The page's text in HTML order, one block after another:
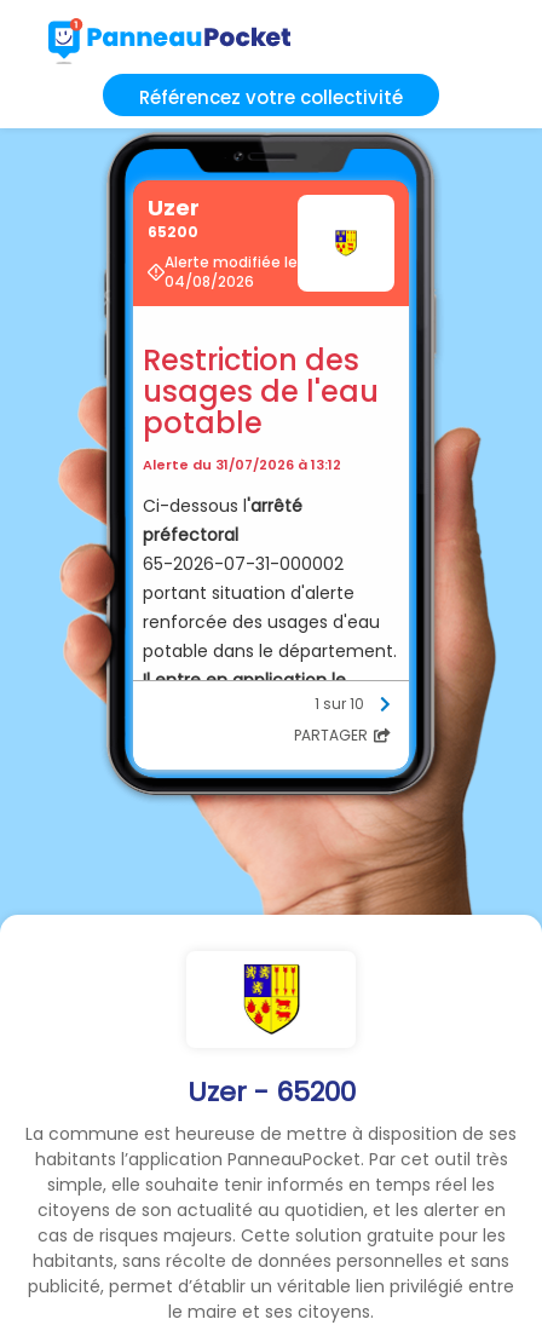
Référencez votre collectivité
Uzer - 65200
La commune est heureuse de mettre à disposition de ses
habitants l’application PanneauPocket. Par cet outil très
simple, elle souhaite tenir informés en temps réel les
citoyens de son actualité au quotidien, et les alerter en
cas de risques majeurs. Cette solution gratuite pour les
habitants, sans récolte de données personnelles et sans
publicité, permet d’établir un véritable lien privilégié entre
le maire et ses citoyens.
Uzer
65200
Alerte modifiée le
04/08/2026
Restriction des
usages de l'eau
potable
Alerte du 31/07/2026 à 13:12
Ci-dessous l'arrêté
préfectoral
65-2026-07-31-000002
portant situation d'alerte
renforcée des usages d'eau
potable dans le département.
Il entre en application le
samedi 1er août 2026.1 sur 10
PARTAGER